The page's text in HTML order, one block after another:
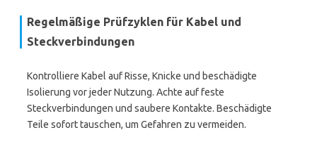
Regelmäßige Prüfzyklen für Kabel und
Steckverbindungen
Kontrolliere Kabel auf Risse, Knicke und beschädigte
Isolierung vor jeder Nutzung. Achte auf feste
Steckverbindungen und saubere Kontakte. Beschädigte
Teile sofort tauschen, um Gefahren zu vermeiden.